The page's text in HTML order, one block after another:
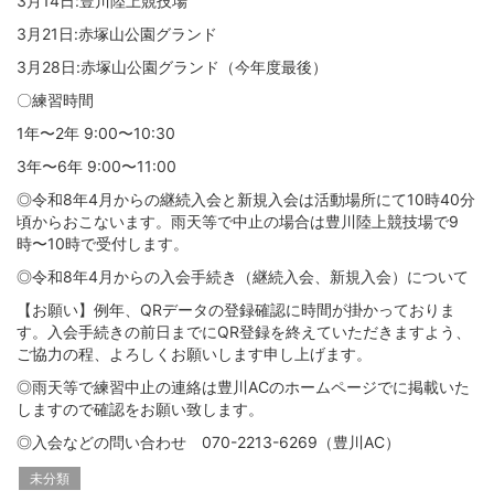
3月21日:赤塚山公園グランド
3月28日:赤塚山公園グランド（今年度最後）
〇練習時間
1年〜2年 9:00〜10:30
3年〜6年 9:00〜11:00
◎令和8年4月からの継続入会と新規入会は活動場所にて10時40分
頃からおこないます。雨天等で中止の場合は豊川陸上競技場で9
時〜10時で受付します。
◎令和8年4月からの入会手続き（継続入会、新規入会）について
【お願い】例年、QRデータの登録確認に時間が掛かっておりま
す。入会手続きの前日までにQR登録を終えていただきますよう、
ご協力の程、よろしくお願いします申し上げます。
◎雨天等で練習中止の連絡は豊川ACのホームページでに掲載いた
しますので確認をお願い致します。
◎入会などの問い合わせ 070-2213-6269（豊川AC）
未分類